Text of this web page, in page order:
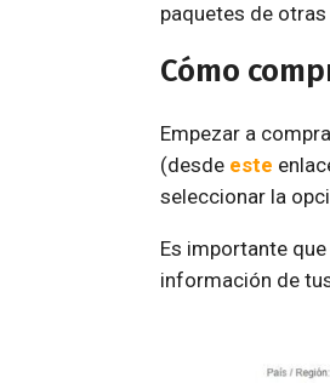
paquetes de
Cómo
Empezar a
(desde este
seleccionar la
Es importante
información de